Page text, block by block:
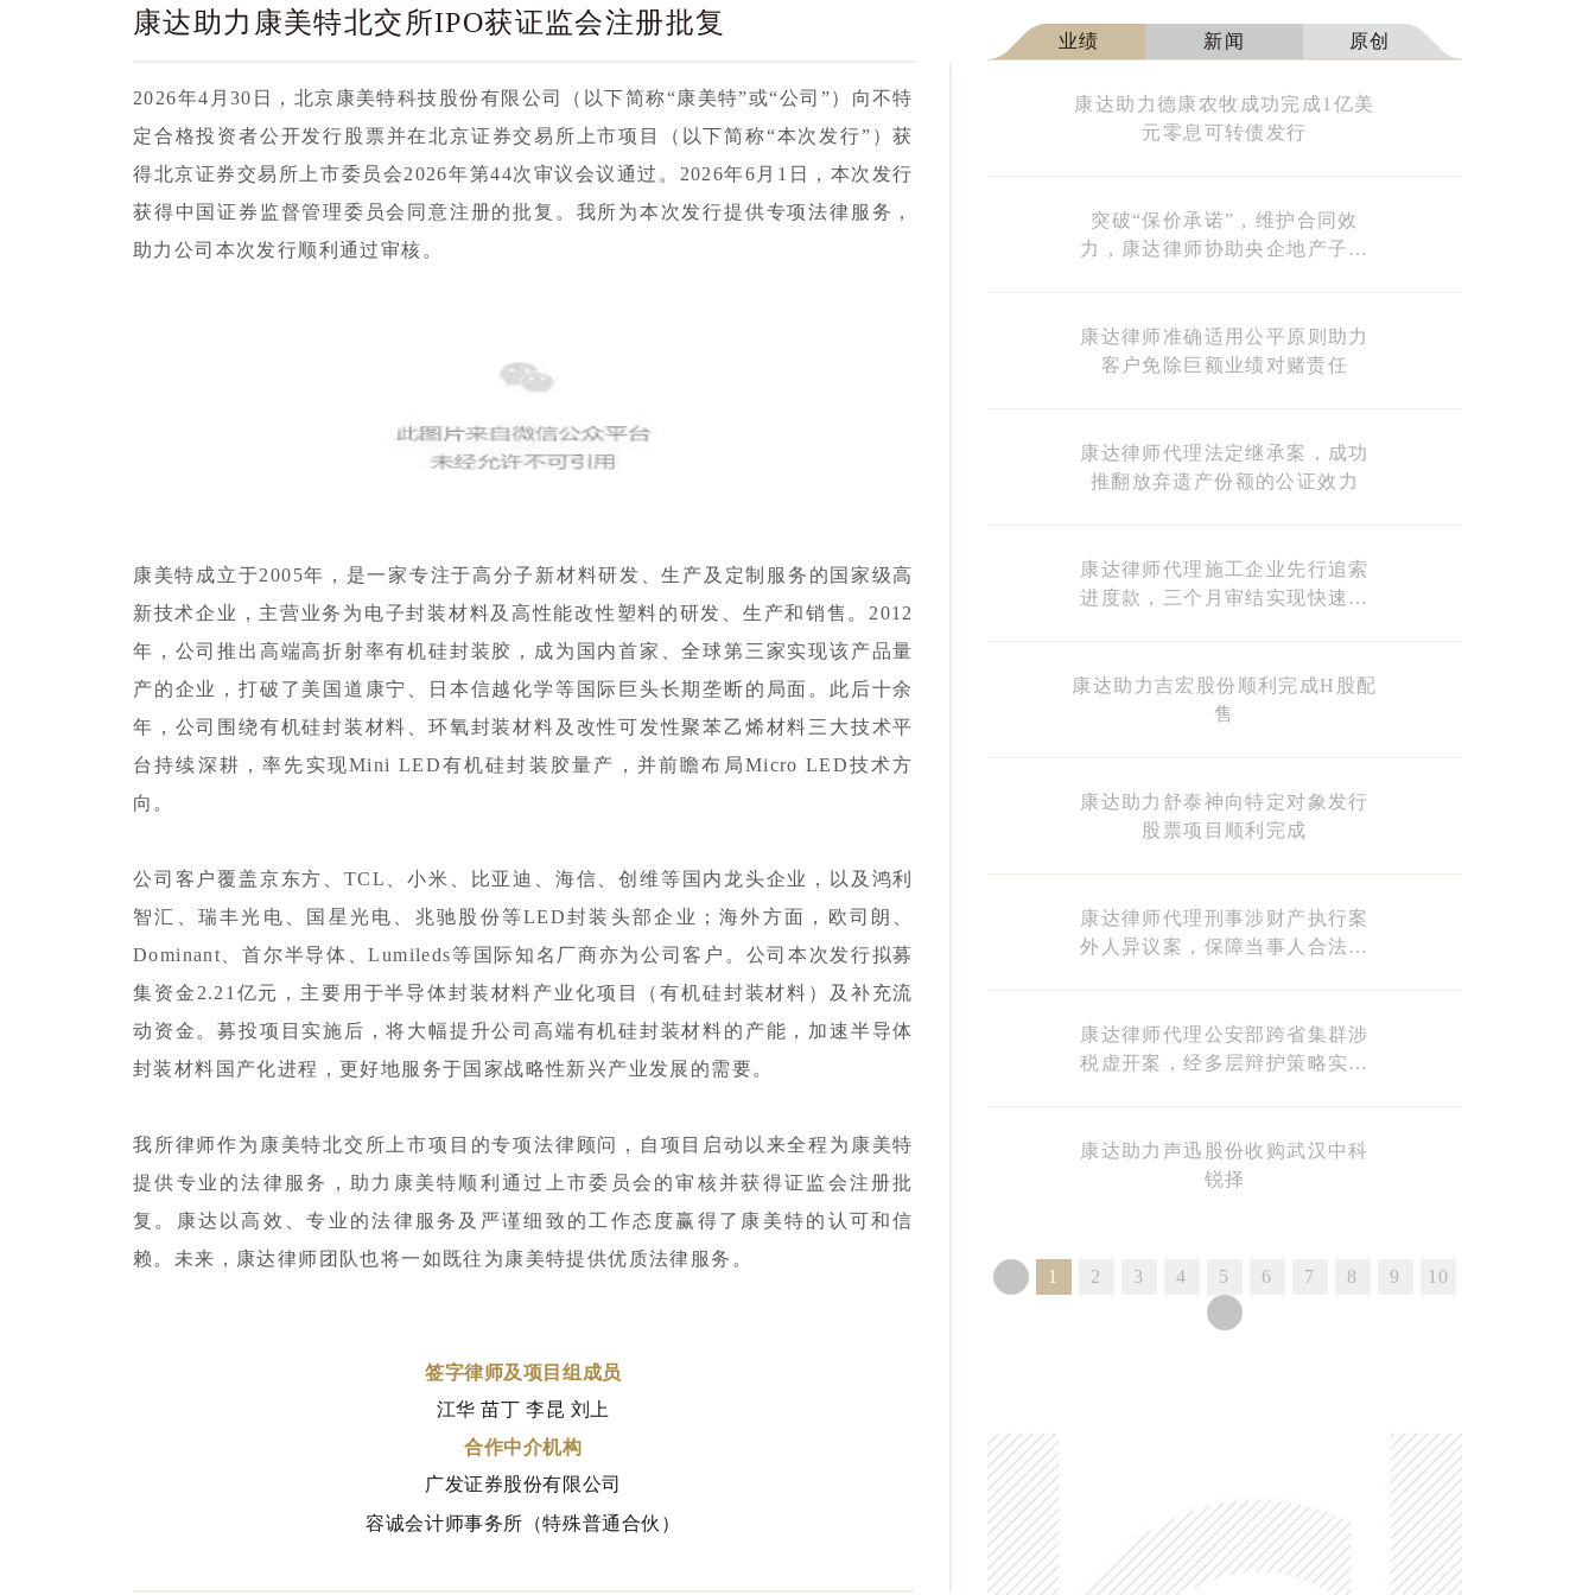
康达助力康美特北交所IPO获证监会注册批复
2026年4月30日，北京康美特科技股份有限公司（以下简称“康美特”或“公司”）向不特
定合格投资者公开发行股票并在北京证券交易所上市项目（以下简称“本次发行”）获
得北京证券交易所上市委员会2026年第44次审议会议通过。 2026年6月1日，本次发行
获得中国证券监督管理委员会同意注册的批复。我所为本次发行提供专项法律服务，
助力公司本次发行顺利通过审核。
康美特成立于2005年，是一家专注于高分子新材料研发、生产及定制服务的国家级高
新技术企业，主营业务为电子封装材料及高性能改性塑料的研发、生产和销售。2012
年，公司推出高端高折射率有机硅封装胶，成为国内首家、全球第三家实现该产品量
产的企业，打破了美国道康宁、日本信越化学等国际巨头长期垄断的局面。此后十余
年，公司围绕有机硅封装材料、环氧封装材料及改性可发性聚苯乙烯材料三大技术平
台持续深耕，率先实现Mini LED有机硅封装胶量产，并前瞻布局Micro LED技术方
向。
公司客户覆盖京东方、TCL、小米、比亚迪、海信、创维等国内龙头企业，以及鸿利
智汇、瑞丰光电、国星光电、兆驰股份等LED封装头部企业；海外方面，欧司朗、
Dominant、首尔半导体、Lumileds等国际知名厂商亦为公司客户。公司本次发行拟募
集资金2.21亿元，主要用于半导体封装材料产业化项目（有机硅封装材料）及补充流
动资金。募投项目实施后，将大幅提升公司高端有机硅封装材料的产能，加速半导体
封装材料国产化进程，更好地服务于国家战略性新兴产业发展的需要。
我所律师作为康美特北交所上市项目的专项法律顾问，自项目启动以来全程为康美特
提供专业的法律服务，助力康美特顺利通过上市委员会的审核并获得证监会注册批
复。康达以高效、专业的法律服务及严谨细致的工作态度赢得了康美特的认可和信
赖。未来，康达律师团队也将一如既往为康美特提供优质法律服务。
签字律师及项目组成员
江华 苗丁李昆 刘上
合作中介机构
广发证券股份有限公司
容诚会计师事务所（特殊普通合伙）
业绩 新闻 原创
康达助力德康农牧成功完成1亿美
元零息可转债发行
突破“保价承诺”，维护合同效
力，康达律师协助央企地产子公
康达律师准确适用公平原则助力
客户免除巨额业绩对赌责任
康达律师代理法定继承案，成功
推翻放弃遗产份额的公证效力
康达律师代理施工企业先行追索
进度款，三个月审结实现快速回
康达助力吉宏股份顺利完成H股配
售
康达助力舒泰神向特定对象发行
股票项目顺利完成
康达律师代理刑事涉财产执行案
外人异议案，保障当事人合法财
康达律师代理公安部跨省集群涉
税虚开案，经多层辩护策略实现
康达助力声迅股份收购武汉中科
锐择
1 2 3 4 5 6 7 8 9 10